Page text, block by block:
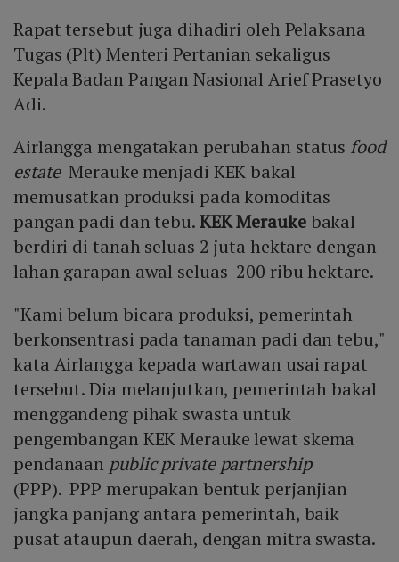
Rapat tersebut juga dihadiri oleh Pelaksana
Tugas (Plt) Menteri Pertanian sekaligus
Kepala Badan Pangan Nasional Arief Prasetyo
Adi.
Airlangga mengatakan perubahan status food
estate Merauke menjadi KEK bakal
memusatkan produksi pada komoditas
pangan padi dan tebu.KEK Meraukebakal
berdiri di tanah seluas 2 juta hektare dengan
lahan garapan awal seluas 200 ribu hektare.
"Kami belum bicara produksi, pemerintah
berkonsentrasi pada tanaman padi dan tebu,"
kata Airlangga kepada wartawan usai rapat
tersebut. Dia melanjutkan, pemerintah bakal
menggandeng pihak swasta untuk
pengembangan KEK Merauke lewat skema
pendanaan public private partnership
(PPP). PPP merupakan bentuk perjanjian
jangka panjang antara pemerintah, baik
pusat ataupun daerah, dengan mitra swasta.